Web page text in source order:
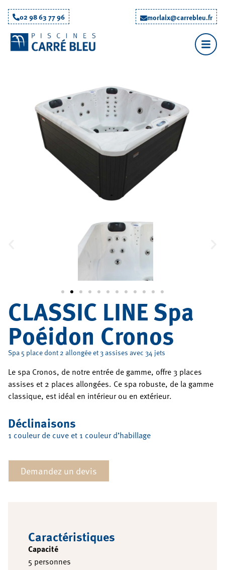
02 98 63 77 96 morlaix@carrebleu.fr
CLASSIC LINE Spa
Poéidon Cronos
Spa 5 place dont 2 allongée et 3 assises avec 34 jets
Le spa Cronos, de notre entrée de gamme, offre 3 places
assises et 2 places allongées. Ce spa robuste, de la gamme
classique, est idéal en intérieur ou en extérieur.
Déclinaisons
1 couleur de cuve et 1 couleur d’habillage
Demandez un devis
Caractéristiques
Capacité
5 personnes